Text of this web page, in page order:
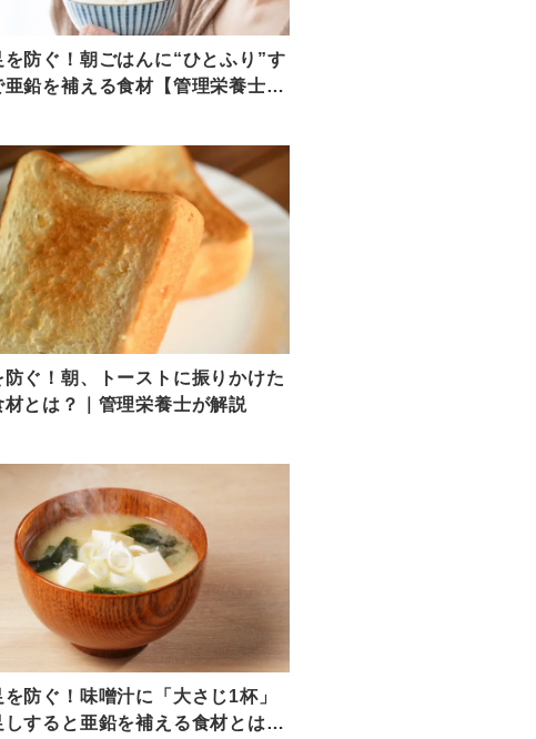
を防ぐ！朝ごはんに“ひとふり”す
亜鉛を補える食材【管理栄養士が
防ぐ！朝、トーストに振りかけた
材とは？｜管理栄養士が解説
防ぐ！味噌汁に「大さじ1杯」
しすると亜鉛を補える食材とは？